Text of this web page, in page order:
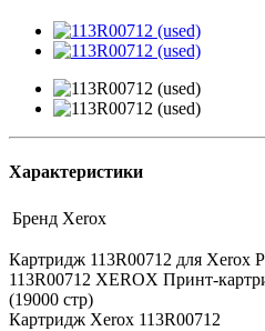
Характеристики
Бренд Xerox
Картридж 113R00712 для Xerox
113R00712 XEROX Принт-
(19000 стр)
Картридж Xerox 113R00712